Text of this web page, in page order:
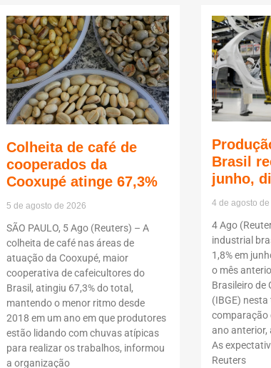
Colheita de café de
cooperados da
Cooxupé atinge 67,3%
5 de agosto de 2026
SÃO PAULO, 5 Ago (Reuters) – A
colheita de café nas áreas de
atuação da Cooxupé, maior
cooperativa de cafeicultores do
Brasil, atingiu 67,3% do total,
mantendo o menor ritmo desde
2018 em um ano em que produtores
estão lidando com chuvas atípicas
para realizar os trabalhos, informou
a organização
Brasil
junho,
4 de agosto
4 Ago
industrial
1,8% em
o mês
Brasileiro de
(IBGE)
comparação
ano anterior,
As
Reuters